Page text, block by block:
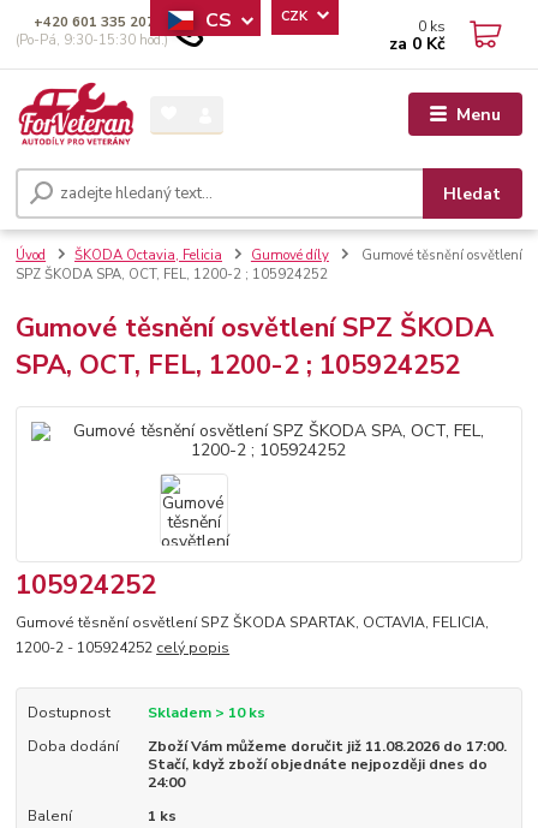
Menu
CS CZK
Hledat
+420 601 335 207
(Po-Pá, 9:30-15:30 hod.)
0 ks
za 0 Kč
Úvod ŠKODA Octavia, Felicia Gumové díly
Gumové těsnění osvětlení
SPZ ŠKODA SPA, OCT, FEL, 1200-2 ; 105924252
Gumové těsnění osvětlení SPZ ŠKODA
SPA, OCT, FEL, 1200-2 ; 105924252
105924252
Gumové těsnění osvětlení SPZ ŠKODA SPARTAK, OCTAVIA, FELICIA,
1200-2 - 105924252 celý popis
Dostupnost
Skladem > 10 ks
Doba dodání
Zboží Vám můžeme doručit již 11.08.2026 do 17:00.
Stačí, když zboží objednáte nejpozději dnes do
24:00
Balení
1 ks